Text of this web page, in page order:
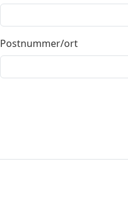
Postnummer/ort